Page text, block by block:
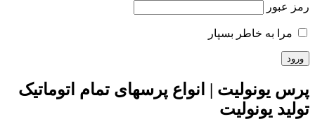
رمز عبور
مرا به خاطر بسپار
پرس یونولیت | انواع پرسهای تمام اتوماتیک
تولید یونولیت